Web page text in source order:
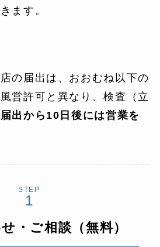
ます。
の届出は、おおむね以下の
営許可と異なり、検査（立
届出から10日後には営業を
STEP
・ご相談（無料）